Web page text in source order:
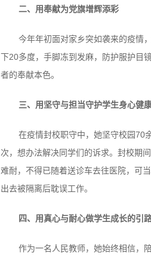
二、用奉献为党旗增辉添彩
今年年初面对家乡突如袭来的疫情
下20多度，手脚冻到发麻，防护服护目
者的奉献本色。
三、用坚守与担当守护学生身心健
在疫情封校职守中，她坚守校园70
次，想办法解决同学们的诉求。封校期
难耐，不得已随着送诊车去往医院，可
出去被隔离后耽误工作。
四、用真心与耐心做学生成长的引
作为一名人民教师，她始终相信，